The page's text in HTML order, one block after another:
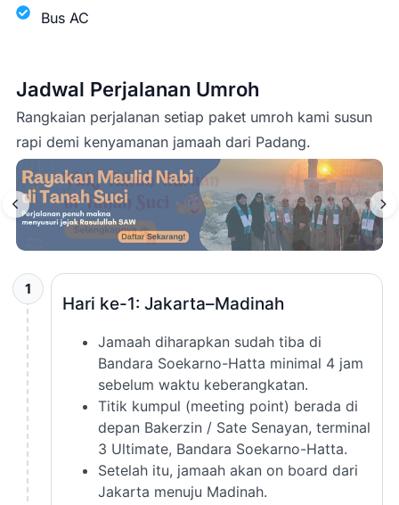
Bus AC
Jadwal Perjalanan Umroh
Rangkaian perjalanan setiap paket umroh kami susun
rapi demi kenyamanan jamaah dari Padang.
1
Hari ke-1: Jakarta–Madinah
Jamaah diharapkan sudah tiba di
Bandara Soekarno-Hatta minimal 4 jam
sebelum waktu keberangkatan.
Titik kumpul (meeting point) berada di
depan Bakerzin / Sate Senayan, terminal
3 Ultimate, Bandara Soekarno-Hatta.
Setelah itu, jamaah akan on board dari
Jakarta menuju Madinah.